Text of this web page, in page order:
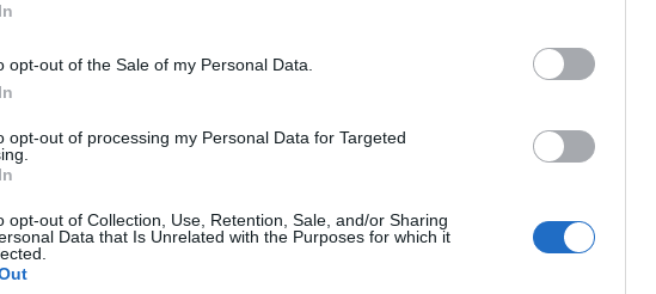
opt-out of the Sale of my Personal Data.
opt-out of processing my Personal Data for Targeted
opt-out of Collection, Use, Retention, Sale, and/or Sharing
Data that Is Unrelated with the Purposes for which it